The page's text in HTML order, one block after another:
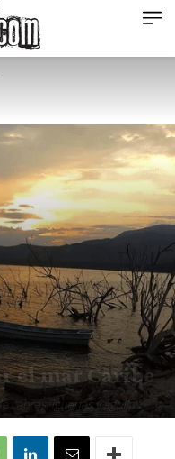
el mar Caribe
cabras, iguanas y águilas